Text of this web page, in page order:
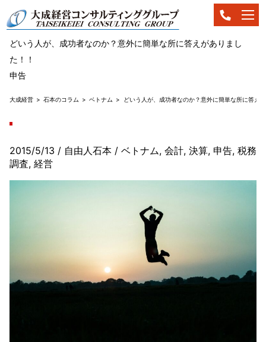
どいう人が、成功者なのか？意外に簡単な所に答えがありまし
た！！
申告
大成経営 石本のコラム ベトナム どいう人が、成功者なのか？意外に簡単な所に答え
2015/5/13 / 自由人石本 / ベトナム, 会計, 決算, 申告, 税務
調査, 経営